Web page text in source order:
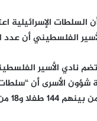
الفلسطيني أن عدد
نادي الأسير
معظمهم من القدس.